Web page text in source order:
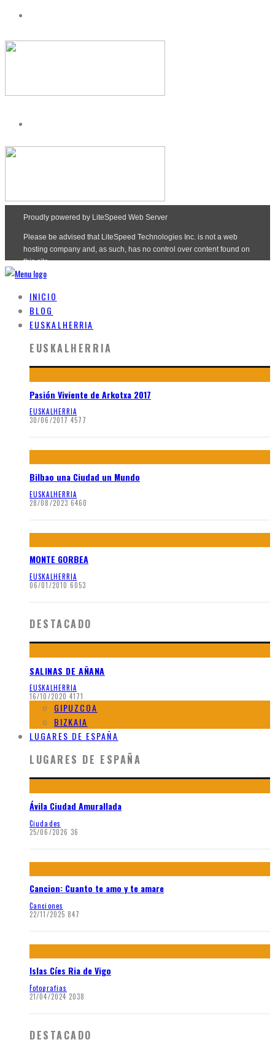
INICIO
BLOG
EUSKALHERRIA
EUSKALHERRIA
Pasión Viviente de Arkotxa 2017
EUSKALHERRIA
30/06/2017 4577
Bilbao una Ciudad un Mundo
EUSKALHERRIA
28/08/2023 6460
MONTE GORBEA
EUSKALHERRIA
06/01/2010 6053
DESTACADO
SALINAS DE AÑANA
EUSKALHERRIA
16/10/2020 4171
GIPUZCOA
BIZKAIA
LUGARES DE ESPAÑA
LUGARES DE ESPAÑA
Ávila Ciudad Amurallada
Ciudades
25/06/2026 36
Cancion: Cuanto te amo y te amare
Canciones
22/11/2025 847
Islas Cíes Ria de Vigo
Fotografias
21/04/2024 2038
DESTACADO